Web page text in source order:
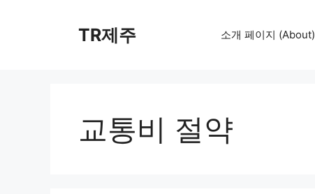
TR제주 소개 페이지 (About)
교통비 절약